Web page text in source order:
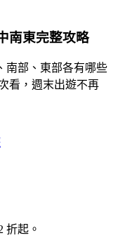
南東完整攻略
南部、東部各有哪些
看，週末出遊不再
折起。